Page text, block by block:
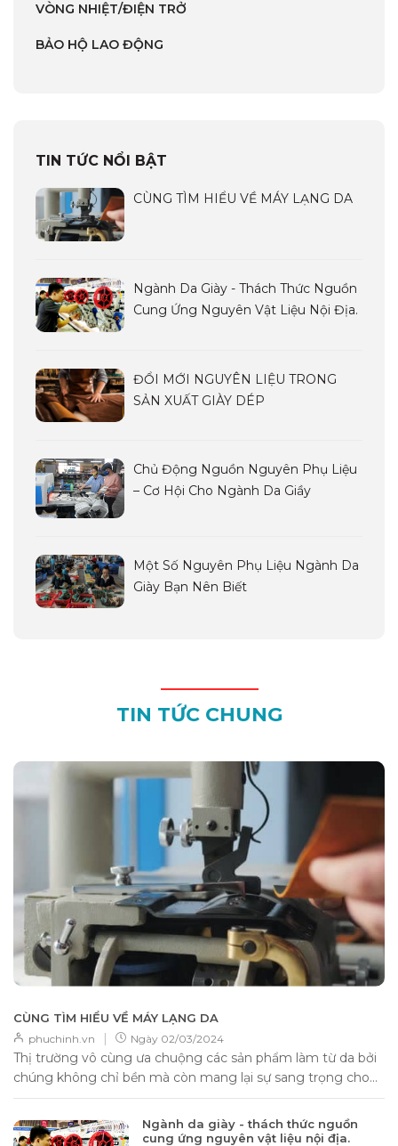
VÒNG NHIỆT/ĐIỆN TRỞ
BẢO HỘ LAO ĐỘNG
TIN TỨC NỔI BẬT
CÙNG TÌM HIỂU VỀ MÁY LẠNG DA
Ngành Da Giày - Thách Thức Nguồn
Cung Ứng Nguyên Vật Liệu Nội Địa.
ĐỔI MỚI NGUYÊN LIỆU TRONG
SẢN XUẤT GIÀY DÉP
Chủ Động Nguồn Nguyên Phụ Liệu
– Cơ Hội Cho Ngành Da Giầy
Một Số Nguyên Phụ Liệu Ngành Da
Giày Bạn Nên Biết
TIN TỨC CHUNG
CÙNG TÌM HIỂU VỀ MÁY LẠNG DA
phuchinh.vn | Ngày 02/03/2024
Thị trường vô cùng ưa chuộng các sản phẩm làm từ da bởi
chúng không chỉ bền mà còn mang lại sự sang trọng cho...
Ngành da giày - thách thức nguồn
cung ứng nguyên vật liệu nội địa.